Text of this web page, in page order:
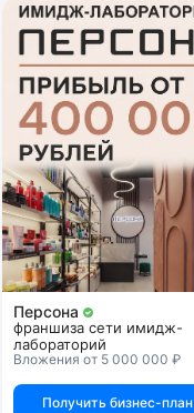
Персона
франшиза сети имидж-
лабораторий
Вложения от 5 000 000 ₽
Получить бизнес-план